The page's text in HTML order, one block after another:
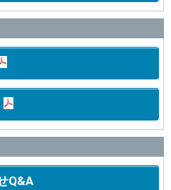
Q&A